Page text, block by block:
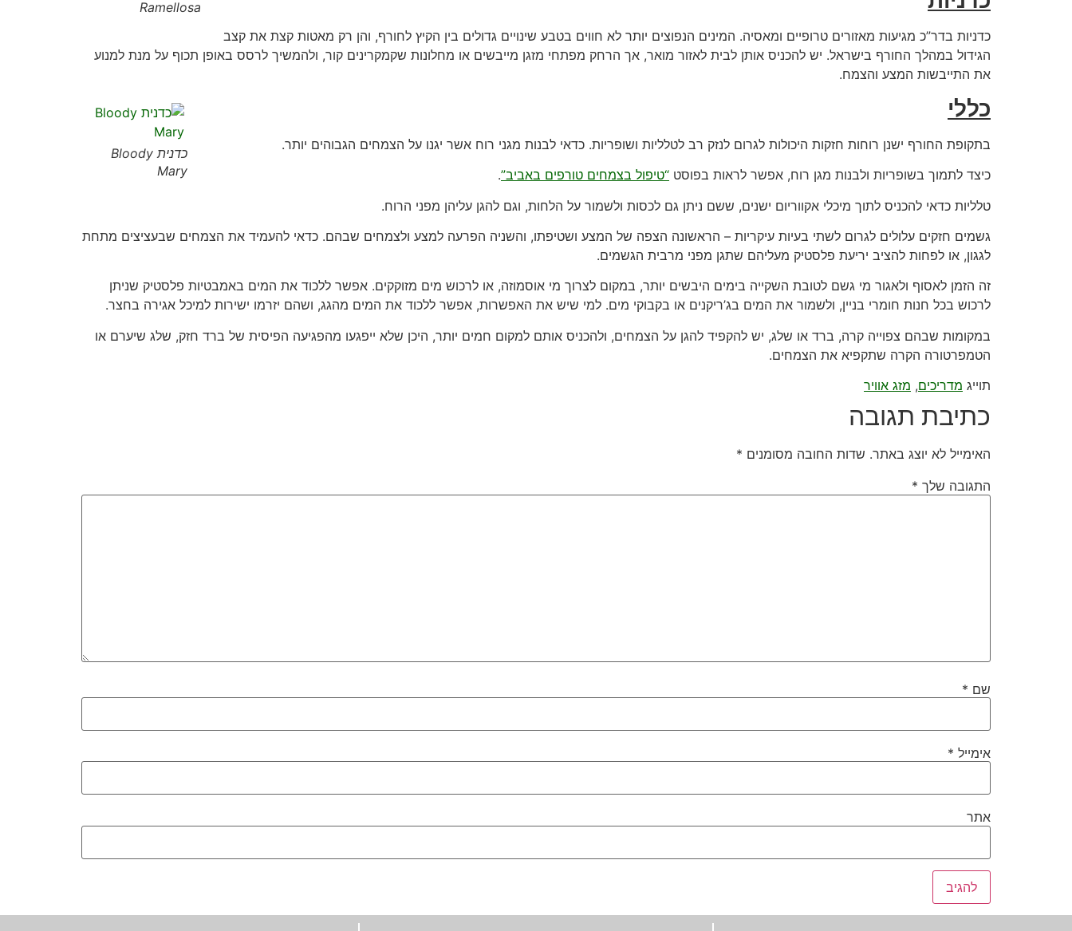
Ramellosa
כדניות בדר”כ מגיעות מאזורים טרופיים ומאסיה. המינים הנפוצים יותר לא חווים בטבע שינויים גדולים בין הקיץ לחורף, והן רק מאטות קצת את קצב
הגידול במהלך החורף בישראל. יש להכניס אותן לבית לאזור מואר, אך הרחק מפתחי מזגן מייבשים או מחלונות שקמקרינים קור, ולהמשיך לרסס באופן תכוף על מנת למנוע
את התייבשות המצע והצמח.
כדנית Bloody
Mary
כללי
בתקופת החורף ישנן רוחות חזקות היכולות לגרום לנזק רב לטלליות ושופריות. כדאי לבנות מגני רוח אשר יגנו על הצמחים הגבוהים יותר.
כיצד לתמוך בשופריות ולבנות מגן רוח, אפשר לראות בפוסט “טיפול בצמחים טורפים באביב”.
טלליות כדאי להכניס לתוך מיכלי אקווריום ישנים, ששם ניתן גם לכסות ולשמור על הלחות, וגם להגן עליהן מפני הרוח.
גשמים חזקים עלולים לגרום לשתי בעיות עיקריות – הראשונה הצפה של המצע ושטיפתו, והשניה הפרעה למצע ולצמחים שבהם. כדאי להעמיד את הצמחים שבעציצים מתחת
לגגון, או לפחות להציב יריעת פלסטיק מעליהם שתגן מפני מרבית הגשמים.
זה הזמן לאסוף ולאגור מי גשם לטובת השקייה בימים היבשים יותר, במקום לצרוך מי אוסמוזה, או לרכוש מים מזוקקים. אפשר ללכוד את המים באמבטיות פלסטיק שניתן
לרכוש בכל חנות חומרי בניין, ולשמור את המים בג’ריקנים או בקבוקי מים. למי שיש את האפשרות, אפשר ללכוד את המים מהגג, ושהם יזרמו ישירות למיכל אגירה בחצר.
במקומות שבהם צפוייה קרה, ברד או שלג, יש להקפיד להגן על הצמחים, ולהכניס אותם למקום חמים יותר, היכן שלא ייפגעו מהפגיעה הפיסית של ברד חזק, שלג שיערם או
הטמפרטורה הקרה שתקפיא את הצמחים.
תוייג מדריכים, מזג אוויר
כתיבת תגובה
האימייל לא יוצג באתר. שדות החובה מסומנים *
התגובה שלך *
שם *
אימייל *
אתר